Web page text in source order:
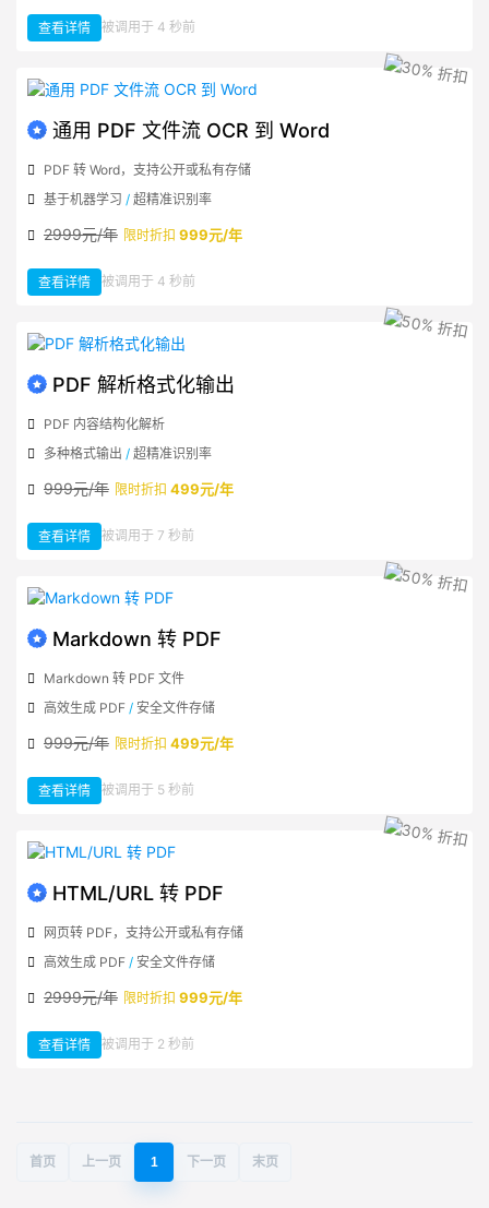
查看详情 ：
PPT
度
PDF
被调用于 4 秒前
通用 PDF 文件流 OCR 到 Word
PDF 转 Word，支持公开或私有存储
基于机器学习 / 超精准识别率
2999元/年 限时折扣 999元/年
查看详情 ：
通
件
流
OCR
Word
被调用于 4 秒前
PDF 解析格式化输出
PDF 内容结构化解析
多种格式输出 / 超精准识别率
999元/年 限时折扣 499元/年
查看详情 ：
PDF
化
被调用于 7 秒前
Markdown 转 PDF
Markdown 转 PDF 文件
高效生成 PDF / 安全文件存储
999元/年 限时折扣 499元/年
查看详情 ：
Markdown
被调用于 5 秒前
HTML/URL 转 PDF
网页转 PDF，支持公开或私有存储
高效生成 PDF / 安全文件存储
2999元/年 限时折扣 999元/年
查看详情 ：
HTML/URL
被调用于 2 秒前
首页 上一页 1 下一页 末页